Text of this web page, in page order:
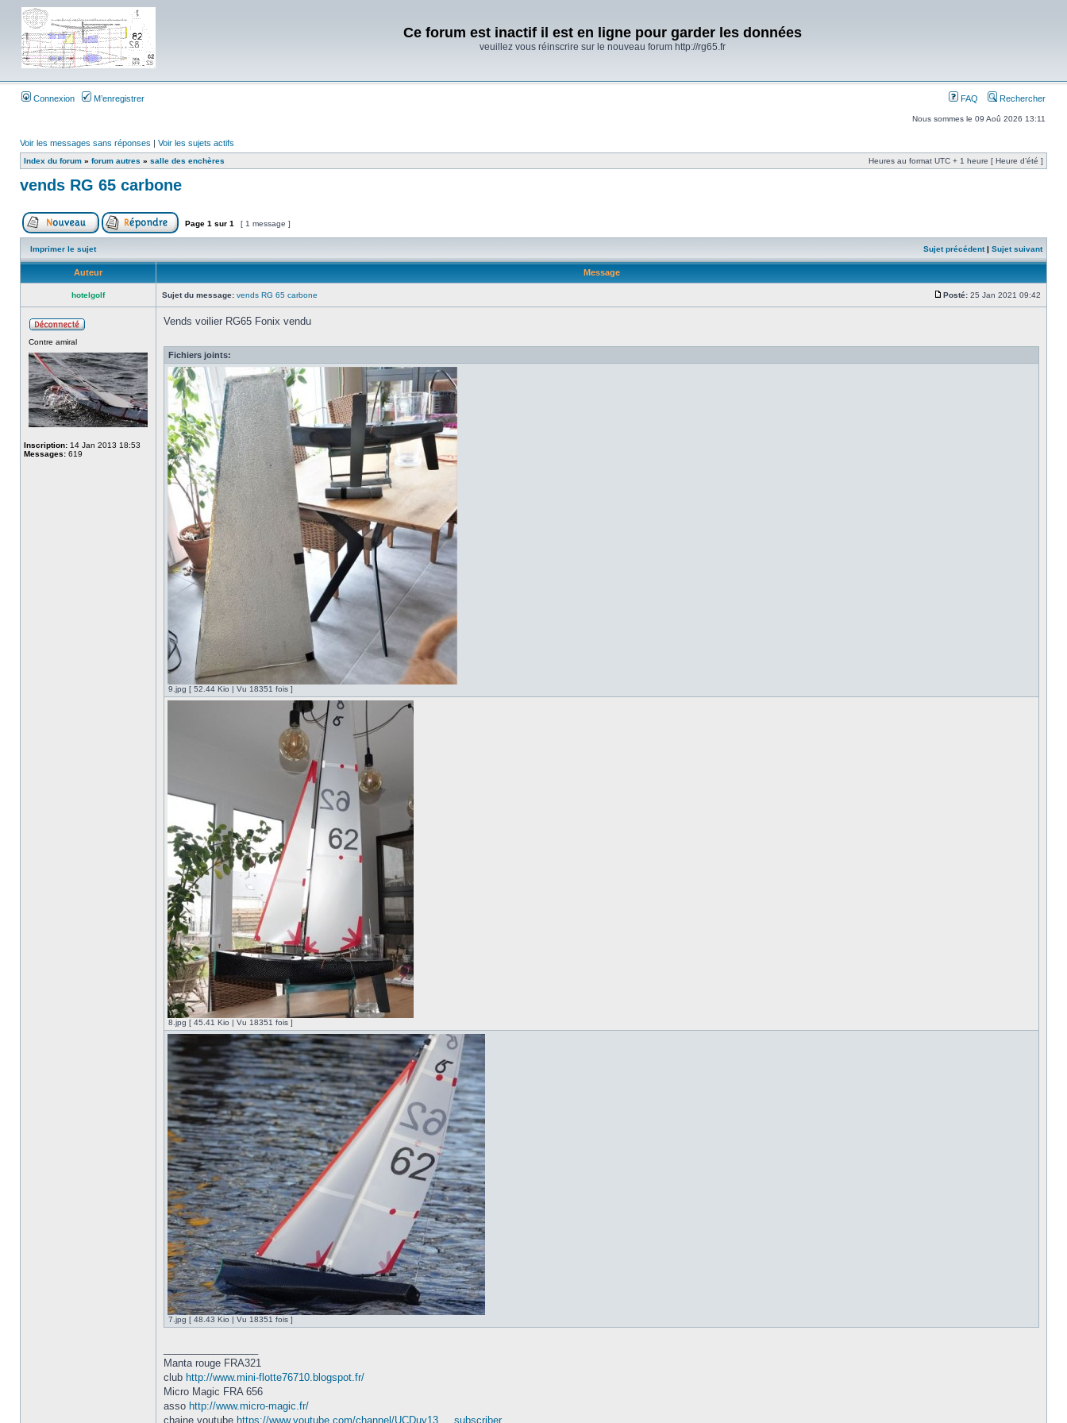
Ce forum est inactif il est en ligne pour garder les données
veuillez vous réinscrire sur le nouveau forum http://rg65.fr
Connexion M’enregistrer FAQ Rechercher
Nous sommes le 09 Aoû 2026 13:11
Voir les messages sans réponses | Voir les sujets actifs
Index du forum » forum autres » salle des enchères Heures au format UTC + 1 heure [ Heure d’été ]
vends RG 65 carbone
Page 1 sur 1 [ 1 message ]
Imprimer le sujet Sujet précédent| Sujet suivant
Auteur Message
hotelgolf Sujet du message: vends RG 65 carbone Posté: 25 Jan 2021 09:42
Contre amiral
Inscription: 14 Jan 2013 18:53
Messages: 619
Vends voilier RG65 Fonix vendu
Fichiers joints:
9.jpg [ 52.44 Kio | Vu 18351 fois ]
8.jpg [ 45.41 Kio | Vu 18351 fois ]
7.jpg [ 48.43 Kio | Vu 18351 fois ]
Manta rouge FRA321
club http://www.mini-flotte76710.blogspot.fr/
Micro Magic FRA 656
asso http://www.micro-magic.fr/
chaine youtube https://www.youtube.com/channel/UCDuy13 ... subscriber